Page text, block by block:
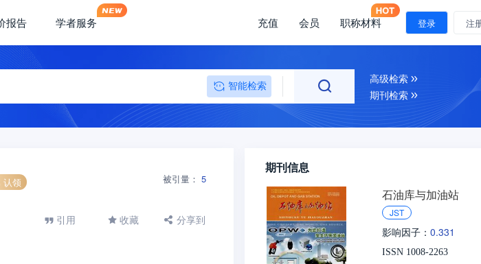
报告 学者服务 充值 会员 职称材料 登录 注
智能检索
高级检索
期刊检索
认领 被引量： 5
引用 收藏 分享到
期刊信息
石油库与加油站
JST
影响因子： 0.331
ISSN 1008-2263